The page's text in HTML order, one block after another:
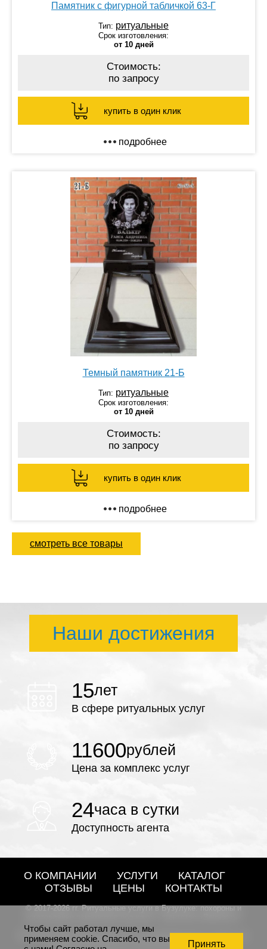
Памятник с фигурной табличкой 63-Г
Тип: ритуальные
Срок изготовления:
от 10 дней
Стоимость:
по запросу
купить в один клик
подробнее
Темный памятник 21-Б
Тип: ритуальные
Срок изготовления:
от 10 дней
Стоимость:
по запросу
купить в один клик
подробнее
смотреть все товары
Наши достижения
15лет
В сфере ритуальных услуг
11600рублей
Цена за комплекс услуг
24часа в сутки
Доступность агента
О КОМПАНИИ УСЛУГИ
КАТАЛОГ
ОТЗЫВЫ
ЦЕНЫ КОНТАКТЫ
© 2017-2026 гг. Ритуальные услуги в Бузулуке: похороны и
Внимание! Представленная информация и цены на
сайте не являются публичной офертой
Чтобы сайт работал лучше, мы
применяем cookie. Спасибо, что вы
Принять